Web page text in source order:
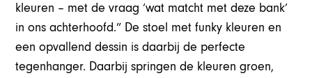
kleuren – met de vraag ‘wat matcht met deze bank’
in ons achterhoofd.” De stoel met funky kleuren en
een opvallend dessin is daarbij de perfecte
tegenhanger. Daarbij springen de kleuren groen,